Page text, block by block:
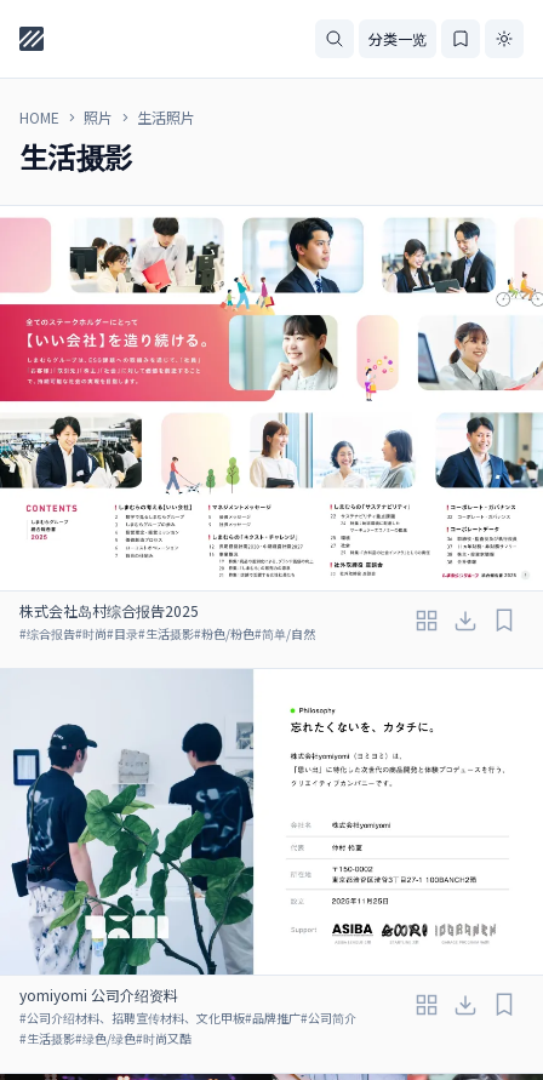
分类一览
HOME 照片 生活照片
生活摄影
株式会社岛村综合报告2025
#综合报告#时尚#目录#生活摄影#粉色/粉色#简单/自然
yomiyomi 公司介绍资料
#公司介绍材料、招聘宣传材料、文化甲板#品牌推广#公司简介
#生活摄影#绿色/绿色#时尚又酷